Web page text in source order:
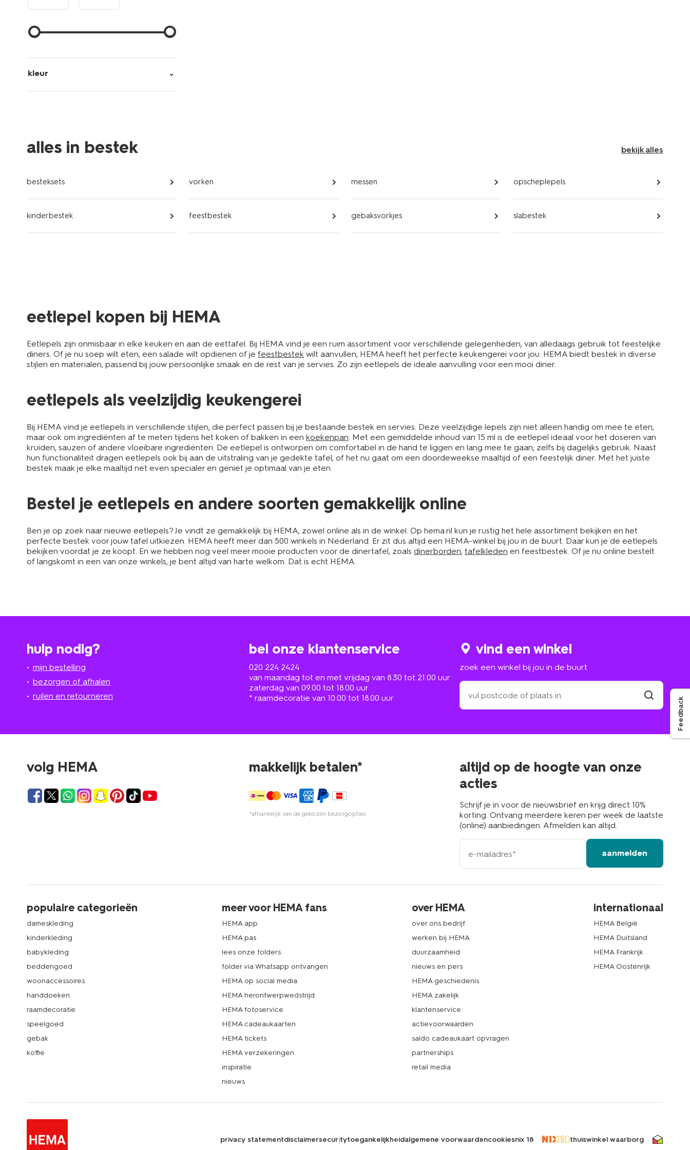
kleur
Feedback
alles in bestek bekijk alles
besteksets vorken messen opscheplepels
kinderbestek feestbestek gebaksvorkjes slabestek
eetlepel kopen bij HEMA
Eetlepels zijn onmisbaar in elke keuken en aan de eettafel. Bij HEMA vind je een ruim assortiment voor verschillende gelegenheden, van alledaags gebruik tot feestelijke
diners. Of je nu soep wilt eten, een salade wilt opdienen of je feestbestek wilt aanvullen, HEMA heeft het perfecte keukengerei voor jou. HEMA biedt bestek in diverse
stijlen en materialen, passend bij jouw persoonlijke smaak en de rest van je servies. Zo zijn eetlepels de ideale aanvulling voor een mooi diner.
eetlepels als veelzijdig keukengerei
Bij HEMA vind je eetlepels in verschillende stijlen, die perfect passen bij je bestaande bestek en servies. Deze veelzijdige lepels zijn niet alleen handig om mee te eten,
maar ook om ingrediënten af te meten tijdens het koken of bakken in een koekenpan. Met een gemiddelde inhoud van 15 ml is de eetlepel ideaal voor het doseren van
kruiden, sauzen of andere vloeibare ingrediënten. De eetlepel is ontworpen om comfortabel in de hand te liggen en lang mee te gaan, zelfs bij dagelijks gebruik. Naast
hun functionaliteit dragen eetlepels ook bij aan de uitstraling van je gedekte tafel, of het nu gaat om een doordeweekse maaltijd of een feestelijk diner. Met het juiste
bestek maak je elke maaltijd net even specialer en geniet je optimaal van je eten.
Bestel je eetlepels en andere soorten gemakkelijk online
Ben je op zoek naar nieuwe eetlepels? Je vindt ze gemakkelijk bij HEMA, zowel online als in de winkel. Op hema.nl kun je rustig het hele assortiment bekijken en het
perfecte bestek voor jouw tafel uitkiezen. HEMA heeft meer dan 500 winkels in Nederland. Er zit dus altijd een HEMA-winkel bij jou in de buurt. Daar kun je de eetlepels
bekijken voordat je ze koopt. En we hebben nog veel meer mooie producten voor de dinertafel, zoals dinerborden, tafelkleden en feestbestek. Of je nu online bestelt
of langskomt in een van onze winkels, je bent altijd van harte welkom. Dat is echt HEMA.
hulp nodig?
mijn bestelling
bezorgen of afhalen
ruilen en retourneren
bel onze klantenservice
020 224 2424
van maandag tot en met vrijdag van 8.30 tot 21.00 uur
zaterdag van 09.00 tot 18.00 uur
* raamdecoratie van 10.00 tot 18.00 uur
vind een winkel
zoek een winkel bij jou in de buurt
zoek
een
winkel
in
volg HEMA makkelijk betalen*
*afhankelijk van de gekozen bezorgopties
altijd op de hoogte van onze
acties
Schrijf je in voor de nieuwsbrief en krijg direct 10%
korting. Ontvang meerdere keren per week de laatste
(online) aanbiedingen. Afmelden kan altijd.
e-
mailadres
aanmelden
populaire categorieën
dameskleding
kinderkleding
babykleding
beddengoed
woonaccessoires
handdoeken
raamdecoratie
speelgoed
gebak
koffie
meer voor HEMA fans
HEMA app
HEMA pas
lees onze folders
folder via Whatsapp ontvangen
HEMA op social media
HEMA herontwerpwedstrijd
HEMA fotoservice
HEMA cadeaukaarten
HEMA tickets
HEMA verzekeringen
inspiratie
nieuws
over HEMA
over ons bedrijf
werken bij HEMA
duurzaamheid
nieuws en pers
HEMA geschiedenis
HEMA zakelijk
klantenservice
actievoorwaarden
saldo cadeaukaart opvragen
partnerships
retail media
internationaal
HEMA België
HEMA Duitsland
HEMA Frankrijk
HEMA Oostenrijk
privacy statementdisclaimersecuritytoegankelijkheidalgemene voorwaardencookiesnix 18 thuiswinkel waarborg